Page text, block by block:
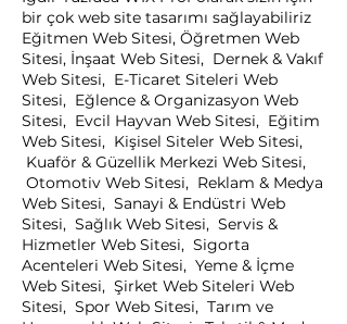
bir çok web site tasarımı sağlayabiliriz
Eğitmen Web Sitesi, Öğretmen Web
Sitesi, İnşaat Web Sitesi, Dernek & Vakıf
Web Sitesi, E-Ticaret Siteleri Web
Sitesi, Eğlence & Organizasyon Web
Sitesi, Evcil Hayvan Web Sitesi, Eğitim
Web Sitesi, Kişisel Siteler Web Sitesi,
Kuaför & Güzellik Merkezi Web Sitesi,
Otomotiv Web Sitesi, Reklam & Medya
Web Sitesi, Sanayi & Endüstri Web
Sitesi, Sağlık Web Sitesi, Servis &
Hizmetler Web Sitesi, Sigorta
Acenteleri Web Sitesi, Yeme & İçme
Web Sitesi, Şirket Web Siteleri Web
Sitesi, Spor Web Sitesi, Tarım ve